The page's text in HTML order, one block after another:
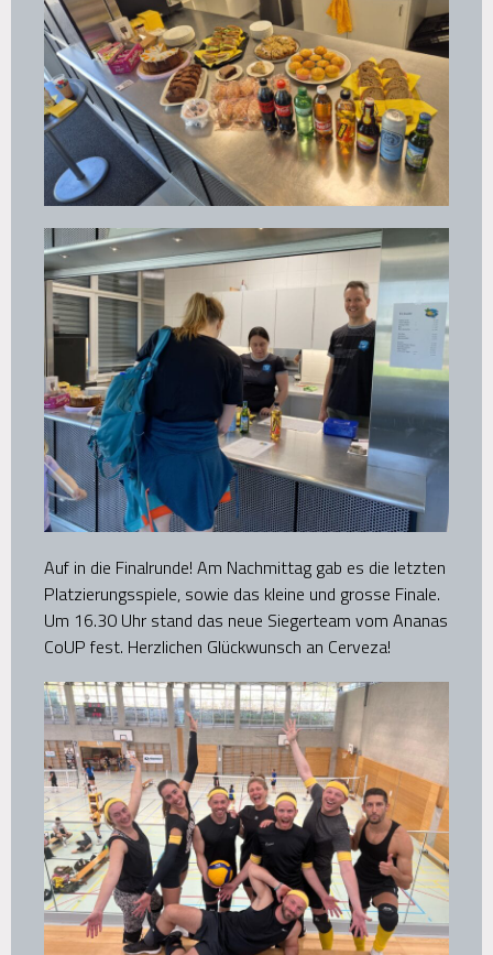
Auf in die Finalrunde! Am Nachmittag gab es die letzten
Platzierungsspiele, sowie das kleine und grosse Finale.
Um 16.30 Uhr stand das neue Siegerteam vom Ananas
CoUP fest. Herzlichen Glückwunsch an Cerveza!